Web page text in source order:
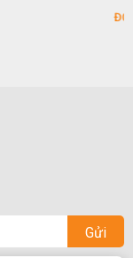
mục đích thưởng
Gửi